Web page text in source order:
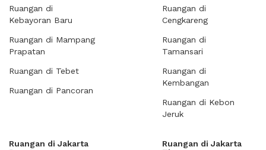
Ruangan di
Kebayoran Baru
Ruangan di Mampang
Prapatan
Ruangan di Tebet
Ruangan di Pancoran
Ruangan di
Cengkareng
Ruangan di
Tamansari
Ruangan di
Kembangan
Ruangan di Kebon
Jeruk
Ruangan di Jakarta
Ruangan di Jakarta